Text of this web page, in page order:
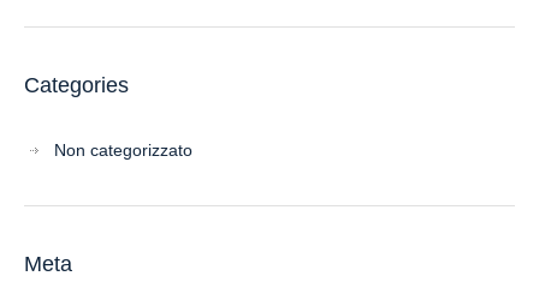
Categories
Non categorizzato
Meta